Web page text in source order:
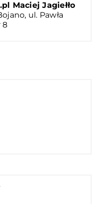
Maciej Jagiełło
ul. Pawła
8